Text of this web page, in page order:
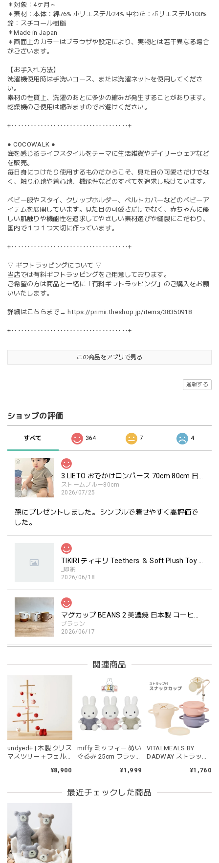
＊対象：4ヶ月～
＊素材：本体：綿76% ポリエステル24% 中わた：ポリエステル100%
鈴：スチロール樹脂
＊Made in Japan
＊画面上のカラーはブラウザや設定により、実物とは若干異なる場合
がございます。
【お手入れ方法】
洗濯機使用時は手洗いコース、または洗濯ネットを使用してくださ
い。
素材の性質上、洗濯のあとに多少の縮みが発生することがあります。
乾燥機のご使用は縮みますのでお避けください。
+‥‥‥‥‥‥‥‥‥‥‥‥‥‥‥‥‥‥+
● COCOWALK ●
海を感じるライフスタイルをテーマに生活雑貨やデイリーウェアなど
を販売。
毎日身につけたり使用するものだからこそ、見た目の可愛さだけでな
く、触り心地や着心地、機能性などのすべてを追求し続けています。
ベビー服やスタイ、クリップホルダー、ベルトカバーなどのベビーア
イテムを展開しています。見た目の可愛さだけでなく、赤ちゃんに優
しい肌触りや機能性を追求してやさしい素材選びや縫製にこだわり、
国内で１つ１つ大切に作っています。
+‥‥‥‥‥‥‥‥‥‥‥‥‥‥‥‥‥‥+
▽ ギフトラッピングについて ▽
当店では有料ギフトラッピングをご用意しております。
ご希望の方は商品と一緒に「有料ギフトラッピング」のご購入をお願
いいたします。
詳細はこちらまで→ https://primii.theshop.jp/items/38350918
+‥‥‥‥‥‥‥‥‥‥‥‥‥‥‥‥‥‥+
この商品をアプリで見る
通報する
ショップの評価
すべて 364 7 4
ストームブルー80cm
2026/07/25
孫にプレゼントしました。 シンプルで着せやすく高評価で
した。
_即納
2026/06/18
ブラウン
2026/06/17
持ちやすいようで今持ってるおもちゃの中で1番長く握って
いてくれます。舐めるのはもちろん、掲げてみたりいろんな
遊び方をしています。見た目が可愛いので遊んでいる姿もと
ても可愛いです。また、シリコン製なので哺乳瓶と一緒に洗
ったり除菌できたり常に清潔に保てるのも嬉しいです。
moca
耳の部分が咥えやすいようでよく遊んでいます。木の部分は
じゃぶじゃぶ洗うことができないため衛生面は若干気になり
ますが、見た目が可愛くて満足です。
関連商品
undyed+ | 木製 クリス
マスツリー＋フェル
ツリー アンダイドプ
¥8,900
miffy ミッフィー ぬい
ぐるみ 25cm フラッ
¥1,999
VITALMEALS BY
DADWAY ストラップ
¥1,760
最近チェックした商品